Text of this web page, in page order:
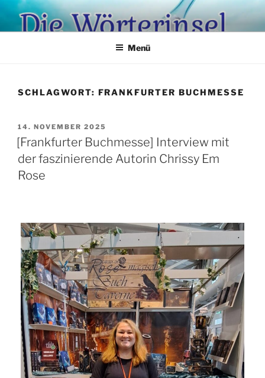
Zum
Inhalt
springen
Menü
SCHLAGWORT: FRANKFURTER BUCHMESSE
VERÖFFENTLICHT
AM
14. NOVEMBER 2025
[Frankfurter Buchmesse] Interview mit
der faszinierende Autorin Chrissy Em
Rose